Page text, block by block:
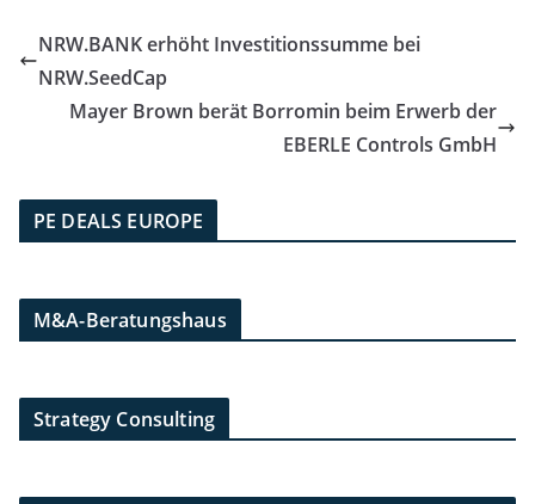
NRW.BANK erhöht Investitionssumme bei
NRW.SeedCap
Mayer Brown berät Borromin beim Erwerb der
EBERLE Controls GmbH
PE DEALS EUROPE
M&A-Beratungshaus
Strategy Consulting